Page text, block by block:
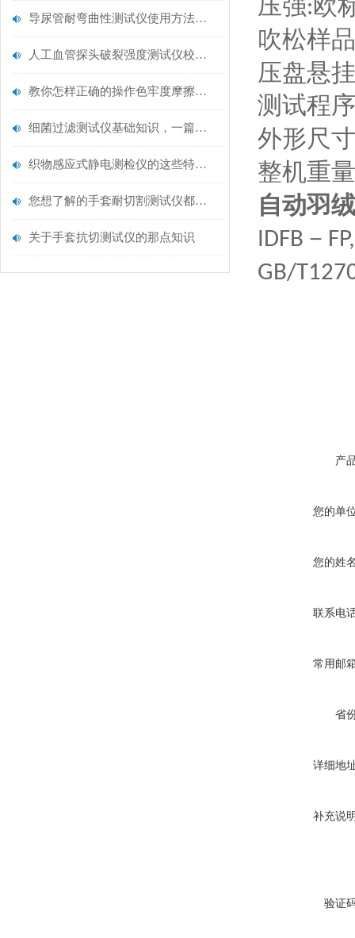
导尿管耐弯曲性测试仪使用方法与操作规范
人工血管探头破裂强度测试仪校准规范：精准赋能医疗安全的技术基准
教你怎样正确的操作色牢度摩擦测试机
细菌过滤测试仪基础知识，一篇搞定
织物感应式静电测检仪的这些特点很少有人都知道
您想了解的手套耐切割测试仪都在这里了
关于手套抗切测试仪的那点知识
压强:欧
吹松样
压盘悬
测试程
外形尺
整机重
自动羽
IDFB －
GB/
产
您的单
您的姓
联系电
常用邮
省
详细地
补充说
验证